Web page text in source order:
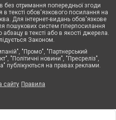
без отримання попередньої згоди
тексті обов'язкового посилання на
Для інтернет-видань обов'язкове
пошукових систем гіперпосилання
в тексті або в якості джерела.
Законом.
"Промо", "Партнерський
"Політичні новини", "Пресреліз",
публікуються на правах реклами.
сайту Правила